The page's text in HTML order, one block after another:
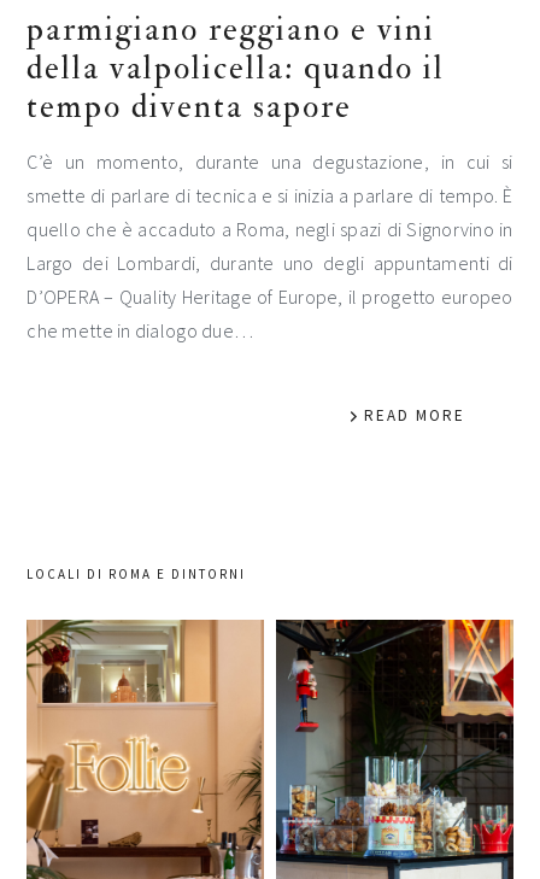
parmigiano reggiano e vini
della valpolicella: quando il
tempo diventa sapore
C’è un momento, durante una degustazione, in cui si
smette di parlare di tecnica e si inizia a parlare di tempo. È
quello che è accaduto a Roma, negli spazi di Signorvino in
Largo dei Lombardi, durante uno degli appuntamenti di
D’OPERA – Quality Heritage of Europe, il progetto europeo
che mette in dialogo due…
READ MORE
LOCALI DI ROMA E DINTORNI